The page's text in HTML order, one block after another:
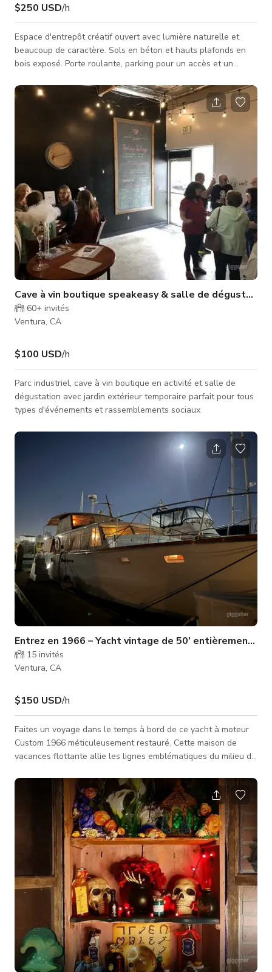
$250 USD/h
Espace d'entrepôt créatif ouvert avec lumière naturelle et
beaucoup de caractère. Sols en béton et hauts plafonds en
bois exposé. Porte roulante, parking pour un accès et un
photographie et mode. Espace ouvert parfait pour pop-ups,
micro-mariages, douches et événements. Murs d'accent,
station de maquillage et coiffure. Tables de ferme disponibles
pour réunions et petits événements. Quelques meubles
vintage disponibles en loca
Cave à vin boutique speakeasy & salle de dégustation
60+ invités
Ventura, CA
$100 USD/h
Parc industriel, cave à vin boutique en activité et salle de
dégustation avec jardin extérieur temporaire parfait pour tous
types d'événements et rassemblements sociaux
Entrez en 1966 – Yacht vintage de 50’ entièrement
15 invités
Ventura, CA
$150 USD/h
Faites un voyage dans le temps à bord de ce yacht à moteur
Custom 1966 méticuleusement restauré. Cette maison de
vacances flottante allie les lignes emblématiques du milieu du
cinéma, la photographie haut de gamme ou les événements
côtiers intimes. À propos de l'espace Découvrez l'élégance
d'une époque révolue. Ce chef-d'œuvre de 50 pieds présente
un intérieur rare en bois de cerisier massif qui offre un décor